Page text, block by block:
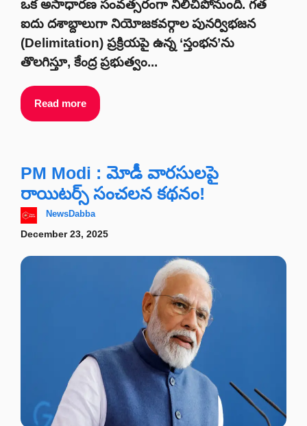
ఒక అసాధారణ సంవత్సరంగా నిలిచిపోనుంది. గత
ఐదు దశాబ్దాలుగా నియోజకవర్గాల పునర్విభజన
(Delimitation) ప్రక్రియపై ఉన్న ‘స్తంభన’ను
తొలగిస్తూ, కేంద్ర ప్రభుత్వం...
Read more
PM Modi : మోడీ వారసులపై
రాయిటర్స్ సంచలన కథనం!
NewsDabba
December 23, 2025